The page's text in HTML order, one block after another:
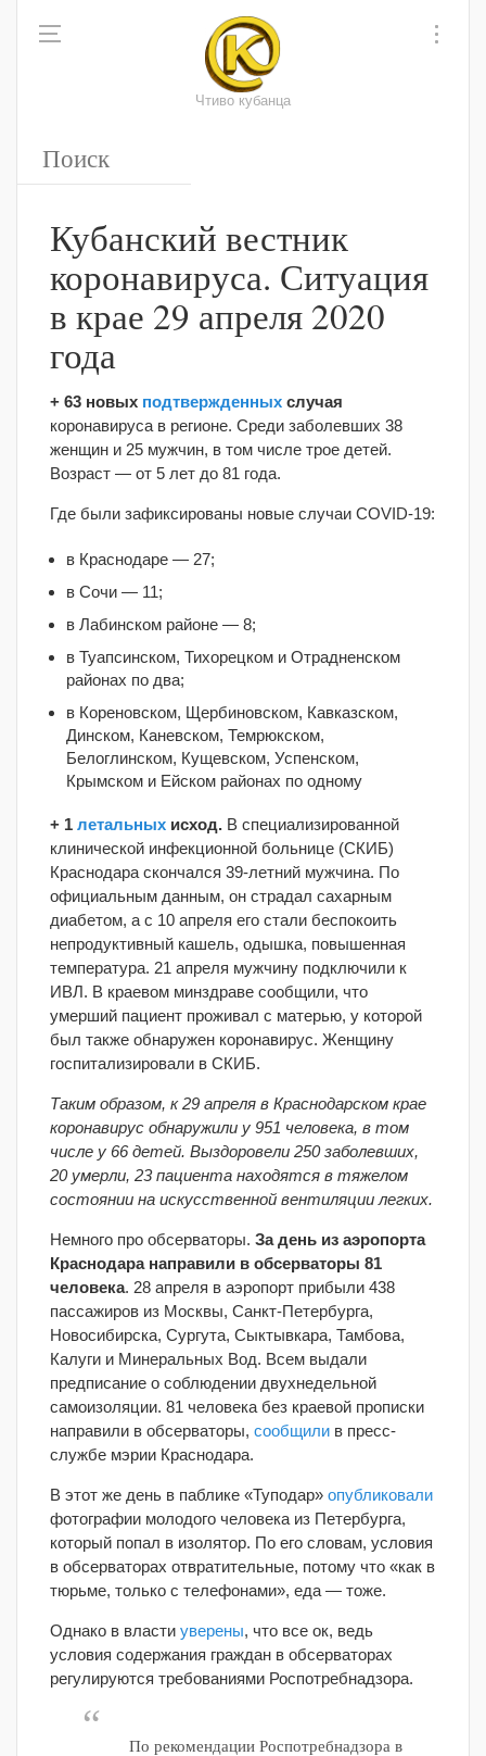
Чтиво кубанца
Кубанский вестник
коронавируса. Ситуация
в крае 29 апреля 2020
года
+ 63 новых подтвержденных случая
коронавируса в регионе. Среди заболевших 38
женщин и 25 мужчин, в том числе трое детей.
Возраст — от 5 лет до 81 года.
Где были зафиксированы новые случаи COVID-19:
в Краснодаре — 27;
в Сочи — 11;
в Лабинском районе — 8;
в Туапсинском, Тихорецком и Отрадненском
районах по два;
в Кореновском, Щербиновском, Кавказском,
Динском, Каневском, Темрюкском,
Белоглинском, Кущевском, Успенском,
Крымском и Ейском районах по одному
+ 1 летальных исход. В специализированной
клинической инфекционной больнице (СКИБ)
Краснодара скончался 39-летний мужчина. По
официальным данным, он страдал сахарным
диабетом, а с 10 апреля его стали беспокоить
непродуктивный кашель, одышка, повышенная
температура. 21 апреля мужчину подключили к
ИВЛ. В краевом минздраве сообщили, что
умерший пациент проживал с матерью, у которой
был также обнаружен коронавирус. Женщину
госпитализировали в СКИБ.
Таким образом, к 29 апреля в Краснодарском крае
коронавирус обнаружили у 951 человека, в том
числе у 66 детей. Выздоровели 250 заболевших,
20 умерли, 23 пациента находятся в тяжелом
состоянии на искусственной вентиляции легких.
Немного про обсерваторы. За день из аэропорта
Краснодара направили в обсерваторы 81
человека. 28 апреля в аэропорт прибыли 438
пассажиров из Москвы, Санкт-Петербурга,
Новосибирска, Сургута, Сыктывкара, Тамбова,
Калуги и Минеральных Вод. Всем выдали
предписание о соблюдении двухнедельной
самоизоляции. 81 человека без краевой прописки
направили в обсерваторы, сообщили в пресс-
службе мэрии Краснодара.
В этот же день в паблике «Туподар» опубликовали
фотографии молодого человека из Петербурга,
который попал в изолятор. По его словам, условия
в обсерваторах отвратительные, потому что «как в
тюрьме, только с телефонами», еда — тоже.
Однако в власти уверены, что все ок, ведь
условия содержания граждан в обсерваторах
регулируются требованиями Роспотребнадзора.
По рекомендации Роспотребнадзора в